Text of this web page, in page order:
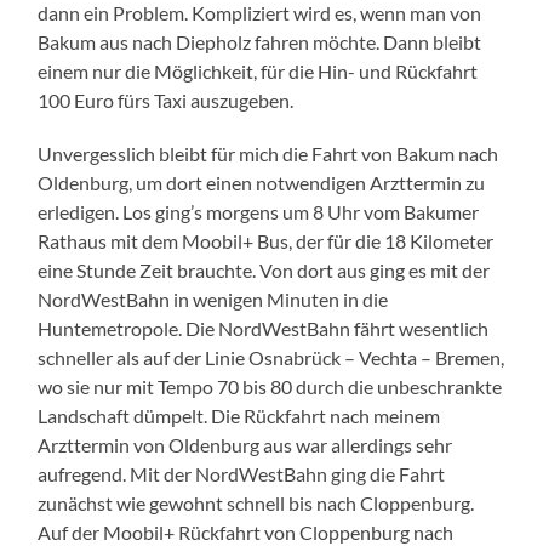
dann ein Problem. Kompliziert wird es, wenn man von
Bakum aus nach Diepholz fahren möchte. Dann bleibt
einem nur die Möglichkeit, für die Hin- und Rückfahrt
100 Euro fürs Taxi auszugeben.
Unvergesslich bleibt für mich die Fahrt von Bakum nach
Oldenburg, um dort einen notwendigen Arzttermin zu
erledigen. Los ging’s morgens um 8 Uhr vom Bakumer
Rathaus mit dem Moobil+ Bus, der für die 18 Kilometer
eine Stunde Zeit brauchte. Von dort aus ging es mit der
NordWestBahn in wenigen Minuten in die
Huntemetropole. Die NordWestBahn fährt wesentlich
schneller als auf der Linie Osnabrück – Vechta – Bremen,
wo sie nur mit Tempo 70 bis 80 durch die unbeschrankte
Landschaft dümpelt. Die Rückfahrt nach meinem
Arzttermin von Oldenburg aus war allerdings sehr
aufregend. Mit der NordWestBahn ging die Fahrt
zunächst wie gewohnt schnell bis nach Cloppenburg.
Auf der Moobil+ Rückfahrt von Cloppenburg nach